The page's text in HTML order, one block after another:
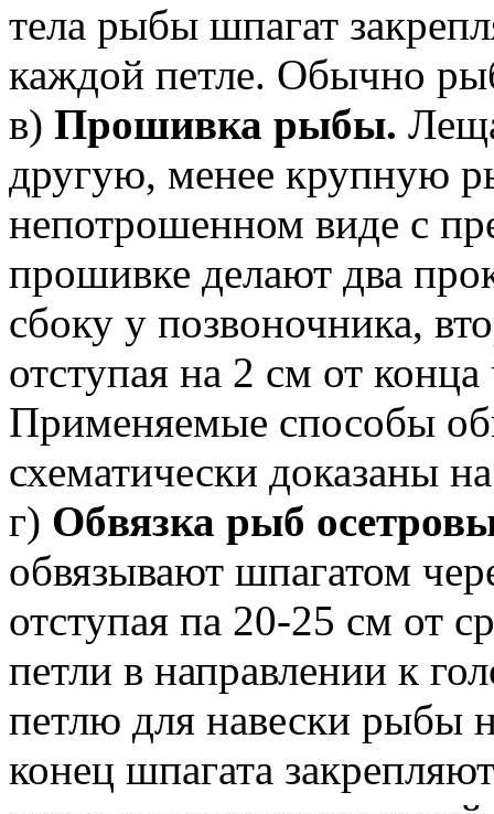
тела рыбы шпагат
каждой петле. Обычно
в) Прошивка pыбы.
другую, менее крупную
непотрошенном виде с
прошивке делают два
сбоку у позвоночника,
отступая на 2 см от
Применяемые способы
схематически доказаны
г) Обвязка рыб
обвязывают шпагатом
отступая па 20-25 см от
петли в направлении к
петлю для навески рыбы
конец шпагата